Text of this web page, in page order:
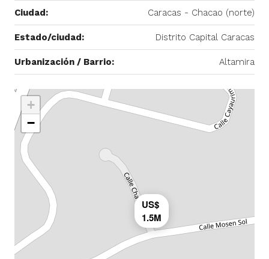
Ciudad: Caracas - Chacao (norte)
Estado/ciudad: Distrito Capital Caracas
Urbanización / Barrio: Altamira
US$
1.5M
+
−